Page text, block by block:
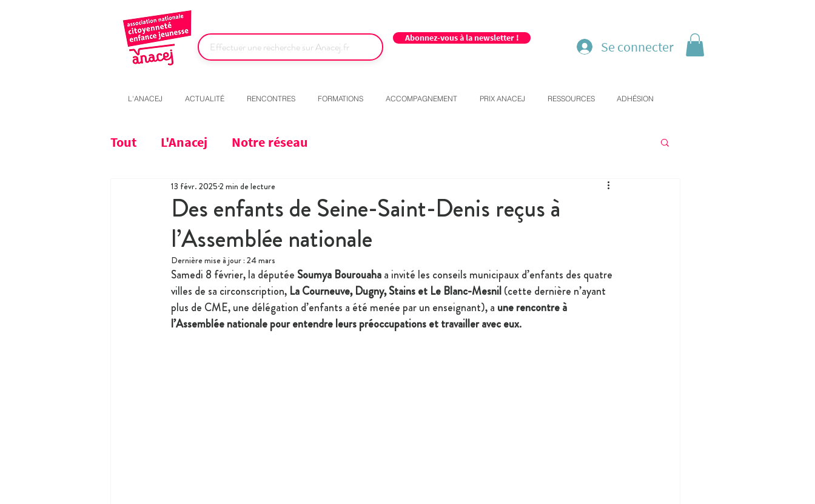
Abonnez-vous à la newsletter !
Se connecter
L'ANACEJ ACTUALITÉ RENCONTRES FORMATIONS ACCOMPAGNEMENT PRIX ANACEJ RESSOURCES ADHÉSION
Tout L'Anacej Notre réseau
Des enfants de Seine-Saint-Denis reçus à
l’Assemblée nationale
13 févr. 2025 2 min de lecture
Dernière mise à jour : 24 mars
Samedi 8 février, la députée Soumya Bourouaha a invité les conseils municipaux d’enfants des quatre
villes de sa circonscription, La Courneuve, Dugny, Stains et Le Blanc-Mesnil (cette dernière n’ayant
plus de CME, une délégation d’enfants a été menée par un enseignant), a une rencontre à
l’Assemblée nationale pour entendre leurs préoccupations et travailler avec eux.